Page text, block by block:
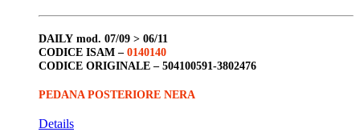
DAILY mod. 07/09 > 06/11
CODICE ISAM – 0140140
CODICE ORIGINALE – 504100591-3802476
PEDANA POSTERIORE NERA
Details